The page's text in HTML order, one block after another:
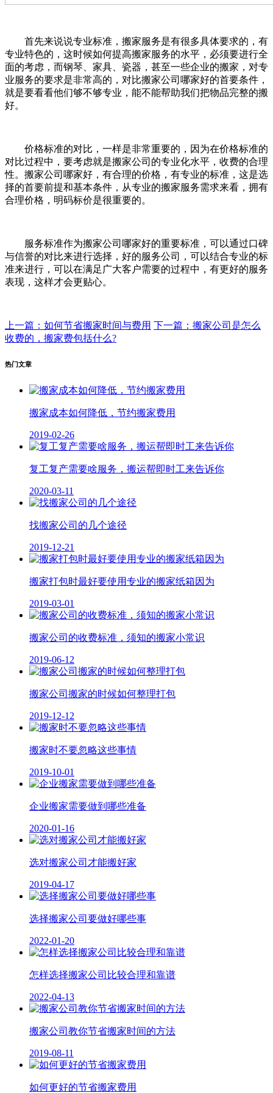
首先来说说专业标准，搬家服务是有很多具体要求的，有
专业特色的，这时候如何提高搬家服务的水平，必须要进行全
面的考虑，而钢琴、家具、瓷器，甚至一些企业的搬家，对专
业服务的要求是非常高的，对比搬家公司哪家好的首要条件，
就是要看看他们够不够专业，能不能帮助我们把物品完整的搬
好。
价格标准的对比，一样是非常重要的，因为在价格标准的
对比过程中，要考虑就是搬家公司的专业化水平，收费的合理
性。搬家公司哪家好，有合理的价格，有专业的标准，这是选
择的首要前提和基本条件，从专业的搬家服务需求来看，拥有
合理价格，明码标价是很重要的。
服务标准作为搬家公司哪家好的重要标准，可以通过口碑
与信誉的对比来进行选择，好的服务公司，可以结合专业的标
准来进行，可以在满足广大客户需要的过程中，有更好的服务
表现，这样才会更贴心。
上一篇：如何节省搬家时间与费用 下一篇：搬家公司是怎么
收费的，搬家费包括什么?
热门文章
搬家成本如何降低，节约搬家费用
2019-02-26
复工复产需要啥服务，搬运帮即时工来告诉你
2020-03-11
找搬家公司的几个途径
2019-12-21
搬家打包时最好要使用专业的搬家纸箱因为
2019-03-01
搬家公司的收费标准，须知的搬家小常识
2019-06-12
搬家公司搬家的时候如何整理打包
2019-12-12
搬家时不要忽略这些事情
2019-10-01
企业搬家需要做到哪些准备
2020-01-16
选对搬家公司才能搬好家
2019-04-17
选择搬家公司要做好哪些事
2022-01-20
怎样选择搬家公司比较合理和靠谱
2022-04-13
搬家公司教你节省搬家时间的方法
2019-08-11
如何更好的节省搬家费用